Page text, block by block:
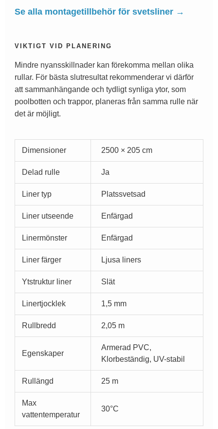
Se alla montagetillbehör för svetsliner →
VIKTIGT VID PLANERING
Mindre nyansskillnader kan förekomma mellan olika
rullar. För bästa slutresultat rekommenderar vi därför
att sammanhängande och tydligt synliga ytor, som
poolbotten och trappor, planeras från samma rulle när
det är möjligt.
Dimensioner 2500 × 205 cm
Delad rulle Ja
Liner typ Platssvetsad
Liner utseende Enfärgad
Linermönster Enfärgad
Liner färger Ljusa liners
Ytstruktur liner Slät
Linertjocklek 1,5 mm
Rullbredd 2,05 m
Egenskaper
Armerad PVC,
Klorbeständig, UV-stabil
Rullängd 25 m
Max
vattentemperatur
30°C